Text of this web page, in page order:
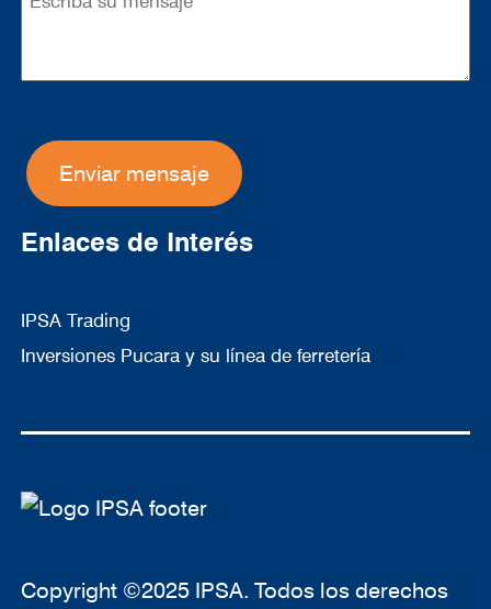
Enlaces de Interés
IPSA Trading
Inversiones Pucara y su línea de ferretería
Copyright ©2025 IPSA. Todos los derechos